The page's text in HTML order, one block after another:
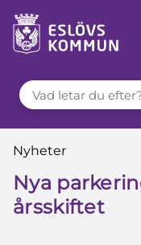
till innehåll
VAD LETAR DU EFTER?
Du är här:
Nyheter
Nya
årsskiftet